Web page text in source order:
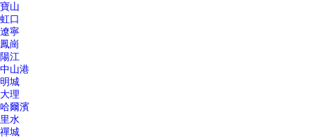
寶山
虹口
遼寧
鳳崗
陽江
中山港
明城
大理
哈爾濱
里水
禪城